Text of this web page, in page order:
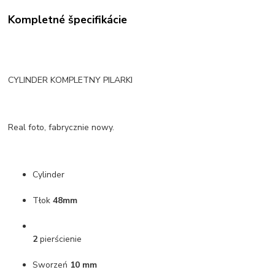
Kompletné špecifikácie
CYLINDER KOMPLETNY PILARKI
Real foto, fabrycznie nowy.
Cylinder
Tłok48mm
2 pierścienie
Sworzeń 10 mm